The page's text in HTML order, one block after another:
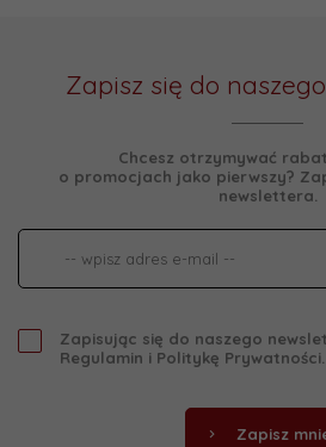
Zapisz się do
Chcesz otrzymywać
o promocjach jako pierwszy?
newslettera.
Zapisując się do naszego
Regulamin i Politykę Prywatności.
Zapisz